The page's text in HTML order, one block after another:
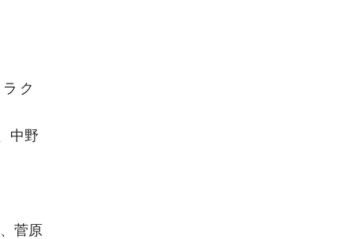
ク
中野
菅原